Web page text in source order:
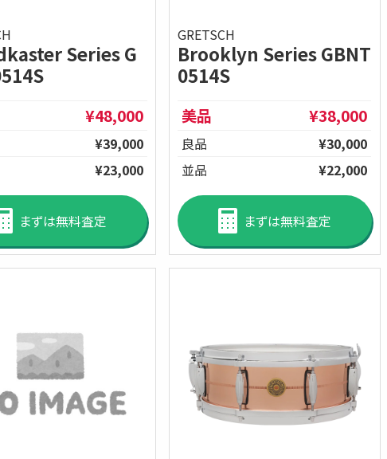
Series G
¥48,000
¥39,000
¥23,000
まずは無料査定
GRETSCH
Brooklyn Series GBNT
0514S
美品 ¥38,000
良品
¥30,000
並品
¥22,000
まずは無料査定